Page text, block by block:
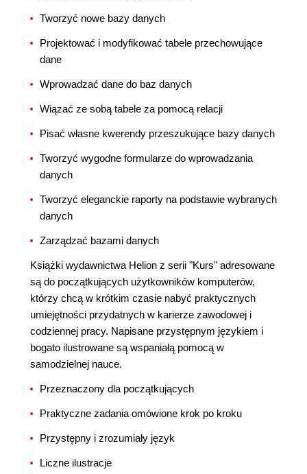
Tworzyć nowe bazy danych
Projektować i modyfikować tabele przechowujące
dane
Wprowadzać dane do baz danych
Wiązać ze sobą tabele za pomocą relacji
Pisać własne kwerendy przeszukujące bazy danych
Tworzyć wygodne formularze do wprowadzania
danych
Tworzyć eleganckie raporty na podstawie wybranych
danych
Zarządzać bazami danych
Książki wydawnictwa Helion z serii "Kurs" adresowane
są do początkujących użytkowników komputerów,
którzy chcą w krótkim czasie nabyć praktycznych
umiejętności przydatnych w karierze zawodowej i
codziennej pracy. Napisane przystępnym językiem i
bogato ilustrowane są wspaniałą pomocą w
samodzielnej nauce.
Przeznaczony dla początkujących
Praktyczne zadania omówione krok po kroku
Przystępny i zrozumiały język
Liczne ilustracje